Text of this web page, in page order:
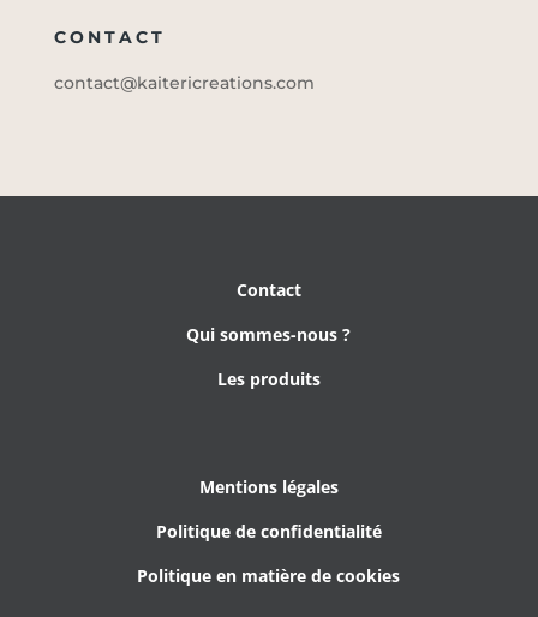
CONTACT
contact@kaitericreations.com
Contact
Qui sommes-nous ?
Les produits
Mentions légales
Politique de confidentialité
Politique en matière de cookies